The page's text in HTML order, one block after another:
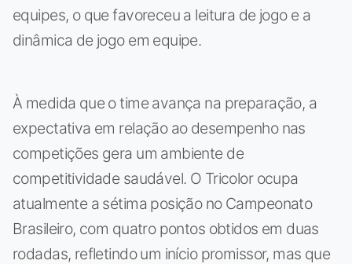
equipes, o que favoreceu a leitura de jogo e a
dinâmica de jogo em equipe.
À medida que o time avança na preparação, a
expectativa em relação ao desempenho nas
competições gera um ambiente de
competitividade saudável. O Tricolor ocupa
atualmente a sétima posição no Campeonato
Brasileiro, com quatro pontos obtidos em duas
rodadas, refletindo um início promissor, mas que